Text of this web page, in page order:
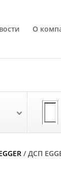
О
/ ДСП